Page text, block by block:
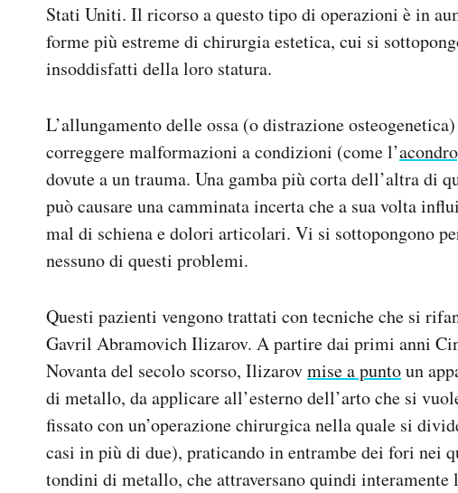
Stati Uniti. Il ricorso a questo tipo di operazioni è in
forme più estreme di chirurgia estetica, cui si
insoddisfatti della loro statura.
L’allungamento delle ossa (o distrazione
correggere malformazioni a condizioni (come l’
dovute a un trauma. Una gamba più corta dell’altra di
può causare una camminata incerta che a sua volta
mal di schiena e dolori articolari. Vi si sottopongono
nessuno di questi problemi.
Questi pazienti vengono trattati con tecniche che si
Gavril Abramovich Ilizarov. A partire dai primi anni
Novanta del secolo scorso, Ilizarovmise a puntoun
di metallo, da applicare all’esterno dell’arto che si
fissato con un’operazione chirurgica nella quale si
casi in più di due), praticando in entrambe dei fori nei
tondini di metallo, che attraversano quindi interamente